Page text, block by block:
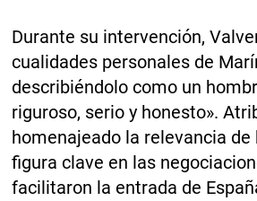
Durante su intervención,
cualidades personales de
describiéndolo como un
riguroso, serio y honesto».
homenajeado la relevancia de
figura clave en las
facilitaron la entrada de